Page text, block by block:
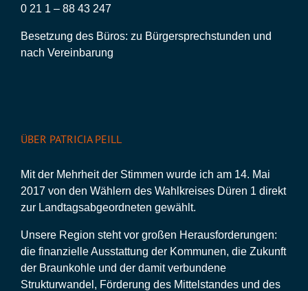
0 21 1 – 88 43 247
Besetzung des Büros: zu Bürgersprechstunden und
nach Vereinbarung
ÜBER PATRICIA PEILL
Mit der Mehrheit der Stimmen wurde ich am 14. Mai
2017 von den Wählern des Wahlkreises Düren 1 direkt
zur Landtagsabgeordneten gewählt.
Unsere Region steht vor großen Herausforderungen:
die finanzielle Ausstattung der Kommunen, die Zukunft
der Braunkohle und der damit verbundene
Strukturwandel, Förderung des Mittelstandes und des